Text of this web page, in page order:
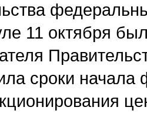
11 октября
сроки начала